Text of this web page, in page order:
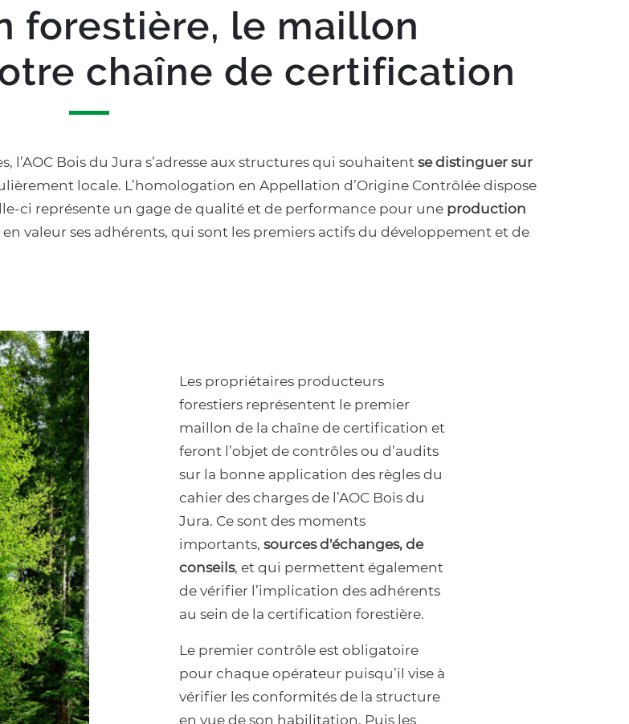
forestière, le maillon
chaîne de certification
l’AOC Bois du Jura s’adresse aux structures qui souhaitent se distinguer sur
locale. L’homologation en Appellation d’Origine Contrôlée dispose
ci représente un gage de qualité et de performance pour une production
valeur ses adhérents, qui sont les premiers actifs du développement et de
Texte
Les propriétaires producteurs
forestiers représentent le premier
maillon de la chaîne de certification et
feront l’objet de contrôles ou d’audits
sur la bonne application des règles du
cahier des charges de l’AOC Bois du
Jura. Ce sont des moments
importants, sources d'échanges, de
conseils, et qui permettent également
de vérifier l’implication des adhérents
au sein de la certification forestière.
Le premier contrôle est obligatoire
pour chaque opérateur puisqu’il vise à
vérifier les conformités de la structure
en vue de son habilitation. Puis les